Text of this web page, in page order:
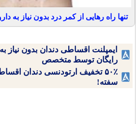
تنها راه رهایی از کمر درد بدون نیاز به
ایمپلنت اقساطی دندان بدون
رایگان توسط متخصص
۵۰٪ تخفیف ارتودنسی دندان
سفته!